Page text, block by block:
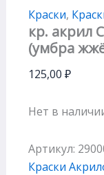
Краски,
кр. акрил
(умбра
125,00 ₽
Нет в
Артикул:
Краски